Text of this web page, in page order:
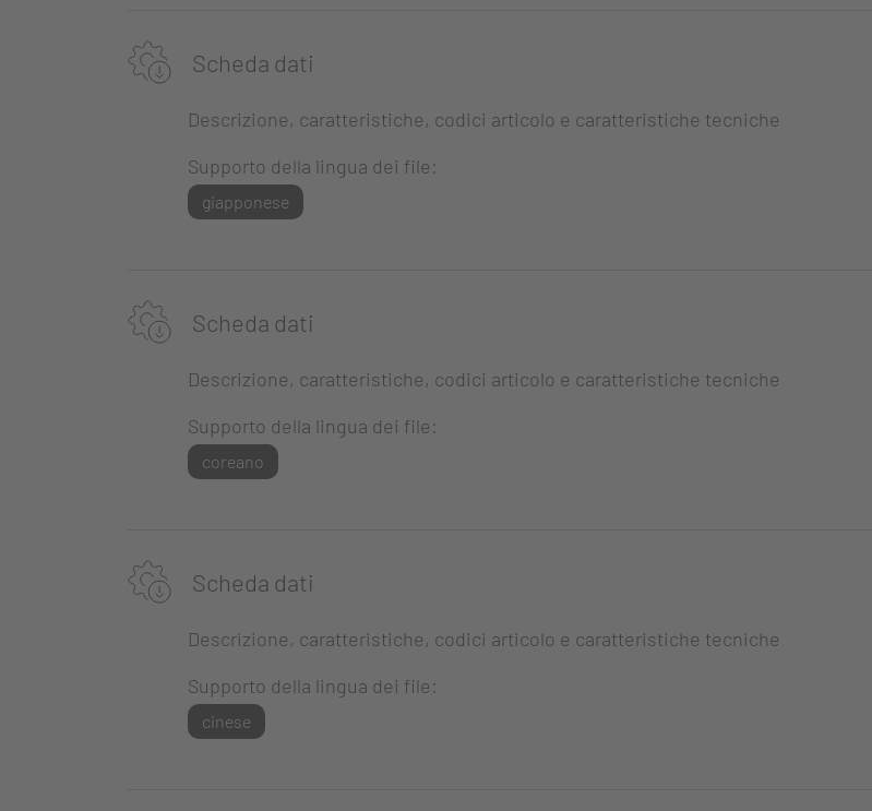
Scheda dati
Descrizione, caratteristiche, codici articolo e caratteristiche tecniche
Supporto della lingua dei file:
giapponese
Scheda dati
Descrizione, caratteristiche, codici articolo e caratteristiche tecniche
Supporto della lingua dei file:
coreano
Scheda dati
Descrizione, caratteristiche, codici articolo e caratteristiche tecniche
Supporto della lingua dei file:
cinese